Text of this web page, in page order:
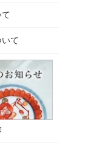
て